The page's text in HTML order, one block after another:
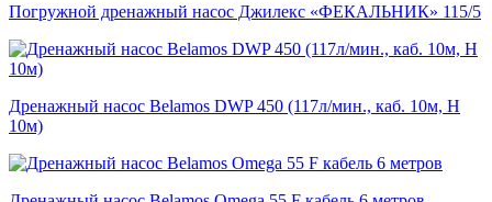
Погружной дренажный насос Джилекс «ФЕКАЛЬНИК» 115/5
Дренажный насос Belamos DWP 450 (117л/мин., каб. 10м, Н
10м)